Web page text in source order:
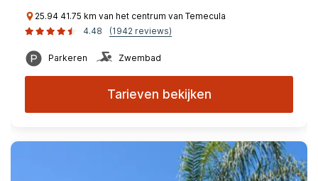
25.94 41.75 km van het centrum van Temecula
4.48
(1942 reviews)
Parkeren Zwembad
Tarieven bekijken